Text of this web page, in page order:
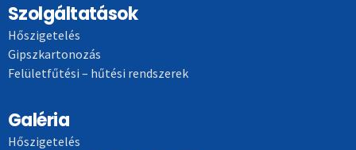
Szolgáltatások
Hőszigetelés
Gipszkartonozás
Felületfűtési – hűtési rendszerek
Galéria
Hőszigetelés